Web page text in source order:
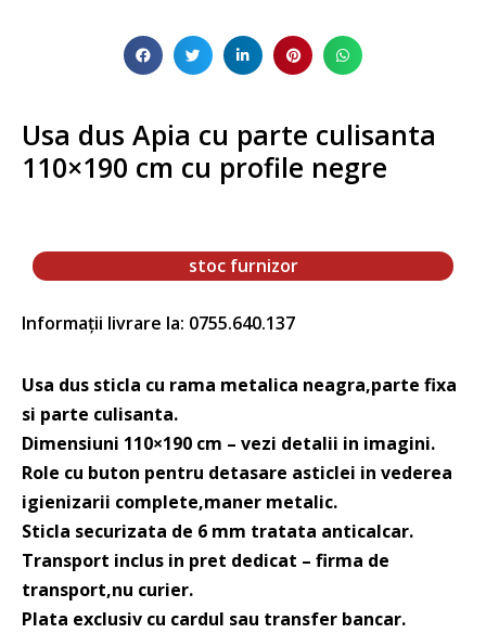
Usa dus Apia cu parte culisanta
110×190 cm cu profile negre
stoc furnizor
Informații livrare la: 0755.640.137
Usa dus sticla cu rama metalica neagra,parte fixa
si parte culisanta.
Dimensiuni 110×190 cm – vezi detalii in imagini.
Role cu buton pentru detasare asticlei in vederea
igienizarii complete,maner metalic.
Sticla securizata de 6 mm tratata anticalcar.
Transport inclus in pret dedicat – firma de
transport,nu curier.
Plata exclusiv cu cardul sau transfer bancar.